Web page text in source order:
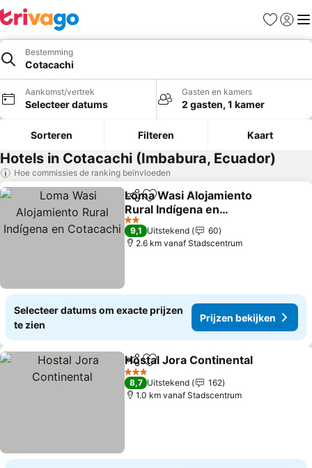
Favorieten
Bestemming
Cotacachi
Aankomst/vertrek
Selecteer datums
Gasten en kamers
2 gasten, 1 kamer
Sorteren Filteren Kaart
Hotels in Cotacachi (Imbabura, Ecuador)
Hoe commissies de ranking beïnvloeden
DelenToevoegen aan favorieten
Loma Wasi Alojamiento
Rural Indígena en
Cotacachi
Prijzen bekijken
2 Sterren
9,1 Uitstekend
60
2.6 km vanaf Stadscentrum
Selecteer datums om exacte prijzen
te zien
Prijzen bekijken
DelenToevoegen aan favorieten
Hostal Jora Continental
3 Sterren
8,7 Uitstekend
162
1.0 km vanaf Stadscentrum